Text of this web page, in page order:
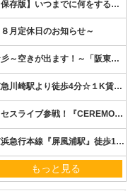
もっと見る